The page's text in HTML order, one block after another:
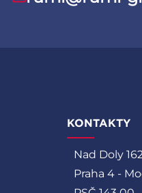
KONTAKTY
Nad Doly
Praha 4 -